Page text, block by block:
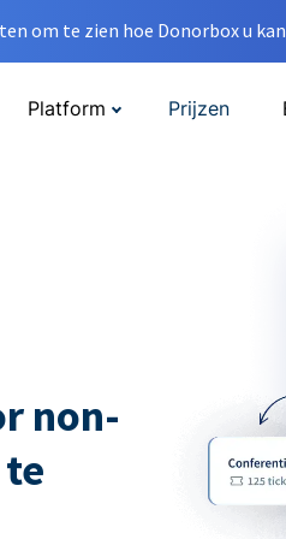
om te zien hoe Donorbox u
Platform Prijzen
non-